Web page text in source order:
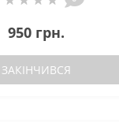
950 грн.
ЗАКІНЧИВСЯ